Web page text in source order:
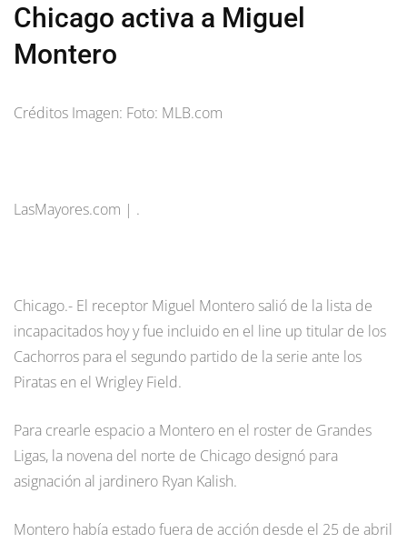
Chicago activa a Miguel
Montero
Créditos Imagen: Foto: MLB.com
LasMayores.com | .
Chicago.- El receptor Miguel Montero salió de la lista de
incapacitados hoy y fue incluido en el line up titular de los
Cachorros para el segundo partido de la serie ante los
Piratas en el Wrigley Field.
Para crearle espacio a Montero en el roster de Grandes
Ligas, la novena del norte de Chicago designó para
asignación al jardinero Ryan Kalish.
Montero había estado fuera de acción desde el 25 de abril